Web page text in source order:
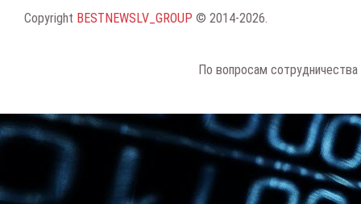
Copyright BESTNEWSLV_GROUP © 2014-2026.
По вопросам